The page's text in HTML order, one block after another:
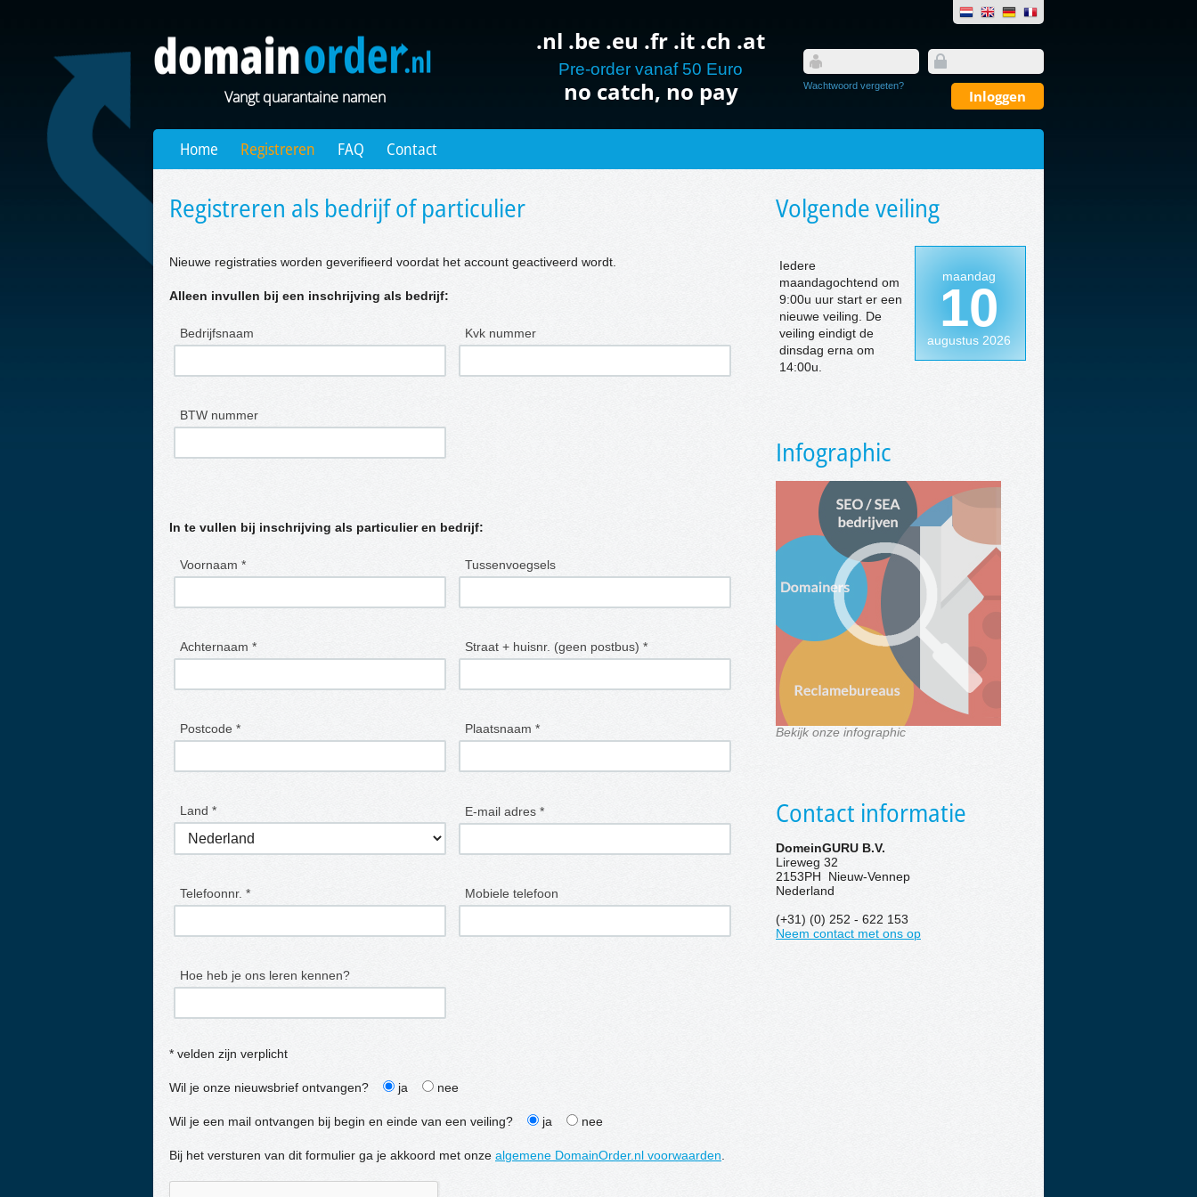
Vangt quarantaine namen
.nl .be .eu .fr .it .ch .at
Pre-order vanaf 50 Euro
no catch, no pay Wachtwoord vergeten?
Home Registreren FAQ Contact
Registreren als bedrijf of particulier
Nieuwe registraties worden geverifieerd voordat het account geactiveerd wordt.
Alleen invullen bij een inschrijving als bedrijf:
Bedrijfsnaam Kvk nummer
BTW nummer
In te vullen bij inschrijving als particulier en bedrijf:
Voornaam * Tussenvoegsels
Achternaam * Straat + huisnr. (geen postbus) *
Postcode * Plaatsnaam *
Land * E-mail adres *
Telefoonnr. * Mobiele telefoon
Hoe heb je ons leren kennen?
* velden zijn verplicht
Wil je onze nieuwsbrief ontvangen? ja nee
Wil je een mail ontvangen bij begin en einde van een veiling? ja nee
Bij het versturen van dit formulier ga je akkoord met onze algemene DomainOrder.nl voorwaarden.
Volgende veiling
Iedere
maandagochtend om
9:00u uur start er een
nieuwe veiling. De
veiling eindigt de
dinsdag erna om
14:00u.
maandag
10
augustus 2026
Infographic
Bekijk onze infographic
Contact informatie
DomeinGURU B.V.
Lireweg 32
2153PH Nieuw-Vennep
Nederland
(+31) (0) 252 - 622 153
Neem contact met ons op